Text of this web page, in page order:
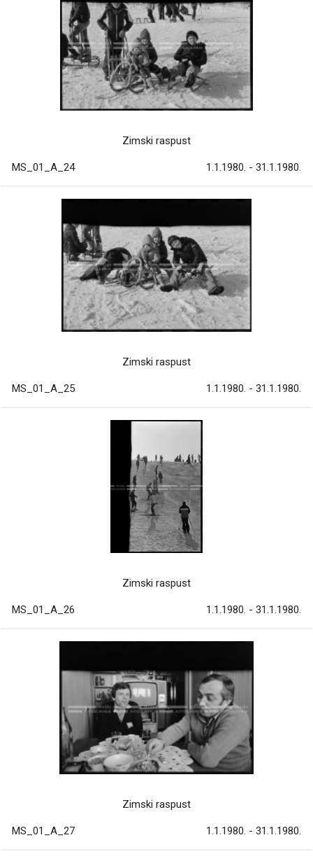
Zimski raspust
MS_01_A_24 1.1.1980. - 31.1.1980.
Zimski raspust
MS_01_A_25 1.1.1980. - 31.1.1980.
Zimski raspust
MS_01_A_26 1.1.1980. - 31.1.1980.
Zimski raspust
MS_01_A_27 1.1.1980. - 31.1.1980.